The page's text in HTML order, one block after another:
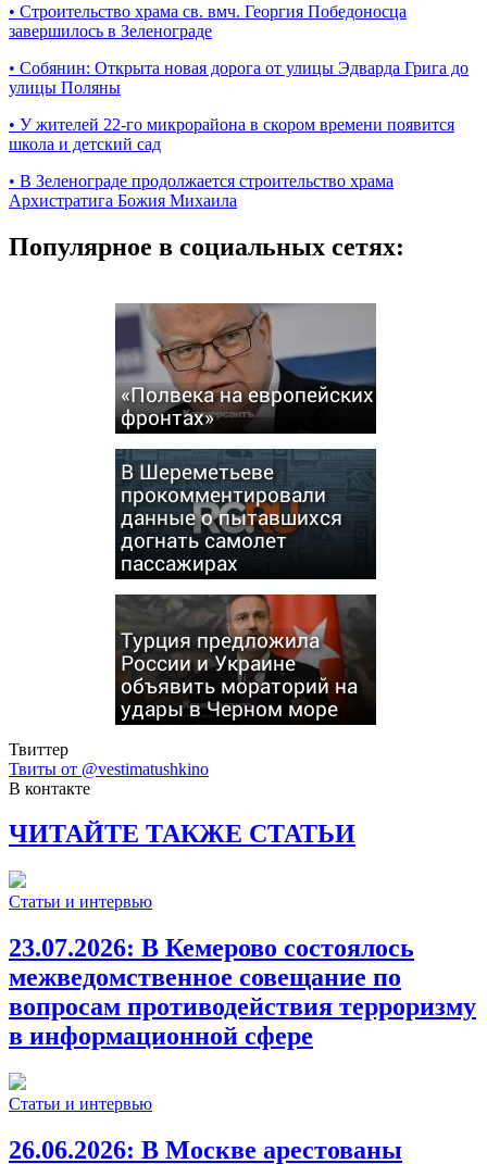
• Строительство храма св. вмч. Георгия Победоносца
завершилось в Зеленограде
• Собянин: Открыта новая дорога от улицы Эдварда Грига до
улицы Поляны
• У жителей 22-го микрорайона в скором времени появится
школа и детский сад
• В Зеленограде продолжается строительство храма
Архистратига Божия Михаила
Популярное в социальных сетях:
«Полвека на европейских
фронтах»
В Шереметьеве
прокомментировали
данные о пытавшихся
догнать самолет
пассажирах
Турция предложила
России и Украине
объявить мораторий на
удары в Черном море
Твиттер
Твиты от @vestimatushkino
В контакте
ЧИТАЙТЕ ТАКЖЕ СТАТЬИ
Статьи и интервью
23.07.2026: В Кемерово состоялось
межведомственное совещание по
вопросам противодействия терроризму
в информационной сфере
Статьи и интервью
26.06.2026: В Москве арестованы